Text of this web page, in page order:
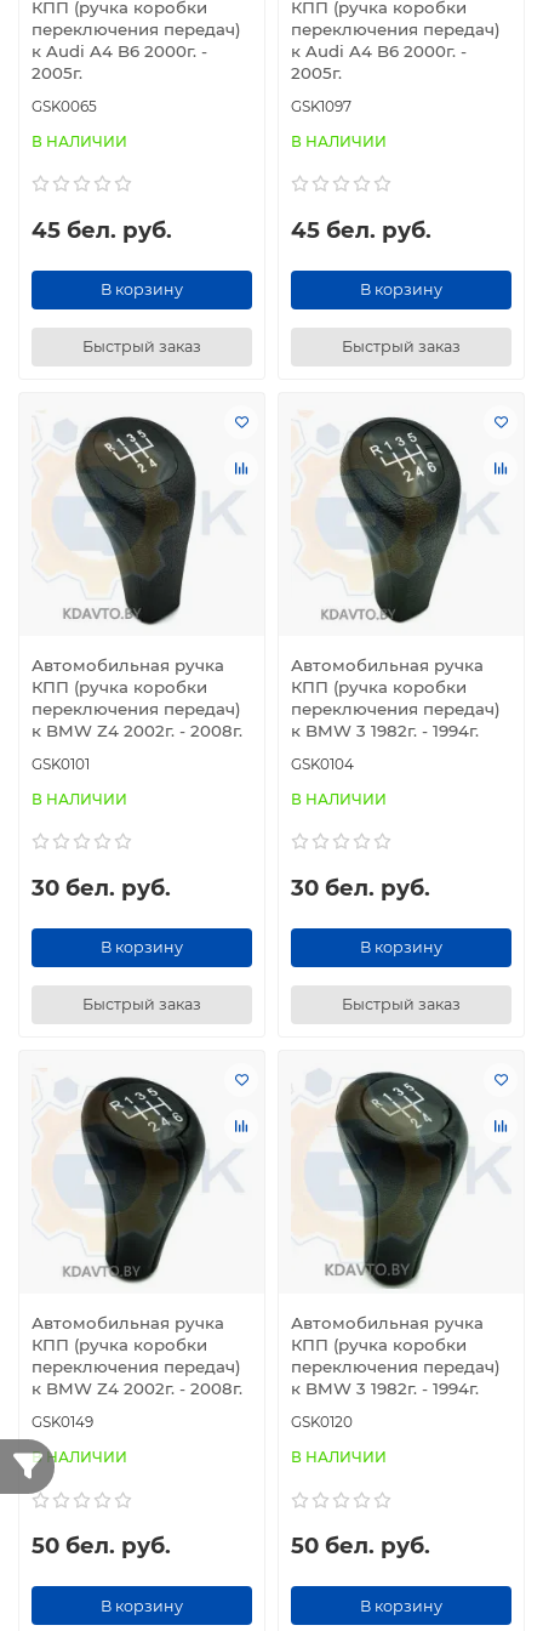
"kdavto.by", вы получаете не только
высококачественный и надежный товар, но и
высокий уровень сервиса. Обновите ваш
автомобиль с комфортом и стилем, выбирая нашу
продукцию.
широкий ассортимент чехлов для коробок
переключения передач. Вы можете купить у нас
как и отдельные чехлы , так и комплект ручки и
чехла для КПП.
КПП (ручка коробки
переключения передач)
к Audi A4 B6 2000г. -
2005г.
GSK0065
В НАЛИЧИИ
45 бел. руб.
В корзину
Быстрый заказ
КПП (ручка коробки
переключения передач)
к Audi A4 B6 2000г. -
2005г.
GSK1097
В НАЛИЧИИ
45 бел. руб.
В корзину
Быстрый заказ
Автомобильная ручка
КПП (ручка коробки
переключения передач)
к BMW Z4 2002г. - 2008г.
GSK0101
В НАЛИЧИИ
30 бел. руб.
В корзину
Быстрый заказ
Автомобильная ручка
КПП (ручка коробки
переключения передач)
к BMW 3 1982г. - 1994г.
GSK0104
В НАЛИЧИИ
30 бел. руб.
В корзину
Быстрый заказ
Автомобильная ручка
КПП (ручка коробки
переключения передач)
к BMW Z4 2002г. - 2008г.
GSK0149
В НАЛИЧИИ
50 бел. руб.
В корзину
Автомобильная ручка
КПП (ручка коробки
переключения передач)
к BMW 3 1982г. - 1994г.
GSK0120
В НАЛИЧИИ
50 бел. руб.
В корзину